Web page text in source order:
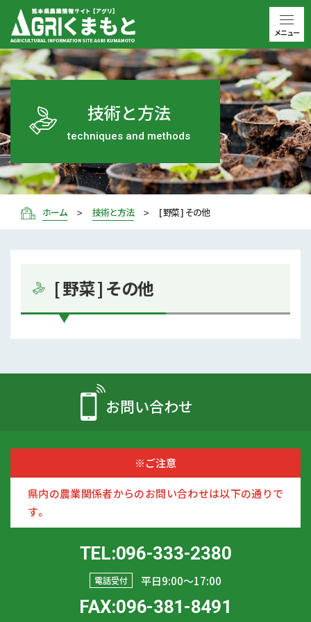
技術と方法
techniques and methods
ホーム 技術と方法 [ 野菜 ] その他
[ 野菜 ] その他
お問い合わせ
※ご注意
県内の農業関係者からのお問い合わせは以下の通りで
す。
TEL:096-333-2380
電話受付 平日9:00〜17:00
FAX:096-381-8491
メニュー